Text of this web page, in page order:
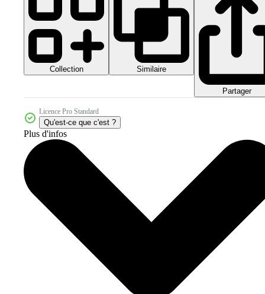
Collection Similaire
Partager
Licence Pro Standard
Qu'est-ce que c'est ?
Plus d'infos